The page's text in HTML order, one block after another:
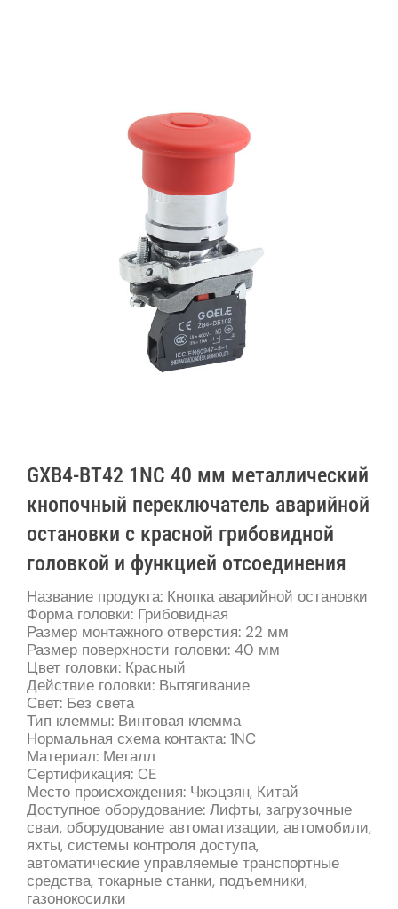
GXB4-BT42 1NC 40 мм металлический
кнопочный переключатель аварийной
остановки с красной грибовидной
головкой и функцией отсоединения
Название продукта: Кнопка аварийной остановки
Форма головки: Грибовидная
Размер монтажного отверстия: 22 мм
Размер поверхности головки: 40 мм
Цвет головки: Красный
Действие головки: Вытягивание
Свет: Без света
Тип клеммы: Винтовая клемма
Нормальная схема контакта: 1NC
Материал: Металл
Сертификация: CE
Место происхождения: Чжэцзян, Китай
Доступное оборудование: Лифты, загрузочные
сваи, оборудование автоматизации, автомобили,
яхты, системы контроля доступа,
автоматические управляемые транспортные
средства, токарные станки, подъемники,
газонокосилки